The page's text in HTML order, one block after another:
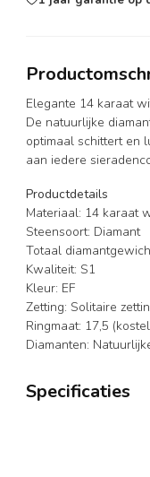
Elegante 14 karaat
De natuurlijke
optimaal schittert en
aan iedere
Productdetails
Materiaal: 14 karaat
Steensoort: Diamant
Totaal
Kwaliteit: S1
Kleur: EF
Zetting: Solitaire
Ringmaat: 17,5
Diamanten:
Specificaties